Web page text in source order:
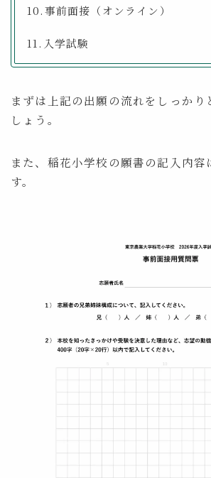
10.事前⾯接（オンライン）
11.⼊学試験
まずは上記の出願の流れをしっかり
しょう。
また、稲花小学校の願書の記入内容
す。